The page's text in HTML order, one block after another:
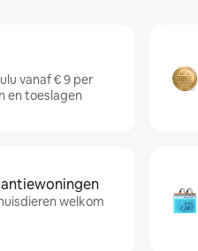
vanaf € 9 per
en toeslagen
welkom